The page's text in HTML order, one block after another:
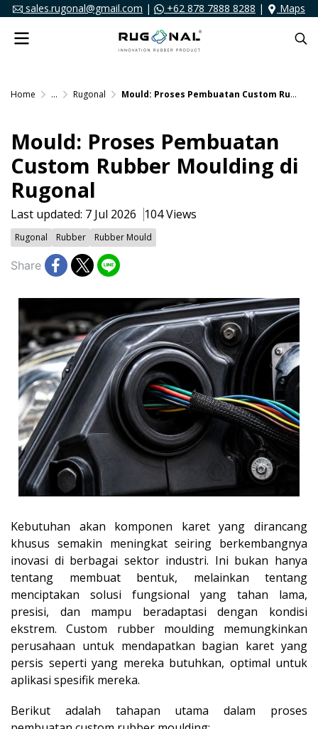
sales.rugonal@gmail.com | +62 878 7888 8288 | Maps
Home ... Rugonal Mould: Proses Pembuatan Custom Rubber Moulding di Rugonal
Mould: Proses Pembuatan
Custom Rubber Moulding di
Rugonal
Last updated: 7 Jul 2026 104 Views
Rugonal Rubber Rubber Mould
Share
Kebutuhan akan komponen karet yang dirancang
khusus semakin meningkat seiring berkembangnya
inovasi di berbagai sektor industri. Ini bukan hanya
tentang membuat bentuk, melainkan tentang
menciptakan solusi fungsional yang tahan lama,
presisi, dan mampu beradaptasi dengan kondisi
ekstrem. Custom rubber moulding memungkinkan
perusahaan untuk mendapatkan bagian karet yang
persis seperti yang mereka butuhkan, optimal untuk
aplikasi spesifik mereka.
Berikut adalah tahapan utama dalam proses